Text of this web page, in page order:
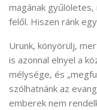
magának
felől. Hiszen ránk
Urunk, könyörülj,
is azonnal elnyel a
mélysége, és
szólhatnánk az
emberek nem